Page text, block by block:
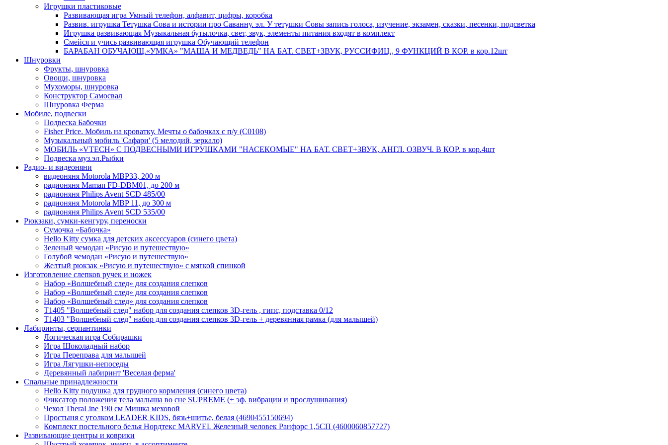
Игрушки пластиковые
Развивающая игра Умный телефон, алфавит, цифры, коробка
Развив. игрушка Тетушка Сова и истории про Саванну. эл. У тетушки Совы запись голоса, изучение, экзамен, сказки, песенки, подсветка
Игрушка развивающая Музыкальная бутылочка, свет, звук, элементы питания входят в комплект
Смейся и учись развивающая игрушка Обучающий телефон
БАРАБАН ОБУЧАЮЩ.«УМКА» "МАША И МЕДВЕДЬ" НА БАТ. СВЕТ+ЗВУК, РУССИФИЦ., 9 ФУНКЦИЙ В КОР. в кор.12шт
Шнуровки
Фрукты, шнуровка
Овощи, шнуровка
Мухоморы, шнуровка
Конструктор Самосвал
Шнуровка Ферма
Мобиле, подвески
Подвеска Бабочки
Fisher Price. Мобиль на кроватку. Мечты о бабочках с п/у (C0108)
Музыкальный мобиль 'Сафари' (5 мелодий, зеркало)
МОБИЛЬ «VTECH» С ПОДВЕСНЫМИ ИГРУШКАМИ "НАСЕКОМЫЕ" НА БАТ. СВЕТ+ЗВУК, АНГЛ. ОЗВУЧ. В КОР. в кор.4шт
Подвеска муз.эл.Рыбки
Радио- и видеоняни
видеоняня Motorola MBP33, 200 м
радионяня Maman FD-DBM01, до 200 м
радионяня Philips Avent SCD 485/00
радионяня Motorola MBP 11, до 300 м
радионяня Philips Avent SCD 535/00
Рюкзаки, сумки-кенгуру, переноски
Сумочка «Бабочка»
Hello Kitty cумка для детских аксессуаров (синего цвета)
Зеленый чемодан «Рисую и путешествую»
Голубой чемодан «Рисую и путешествую»
Желтый рюкзак «Рисую и путешествую» с мягкой спинкой
Изготовление слепков ручек и ножек
Набор «Волшебный след» для создания слепков
Набор «Волшебный след» для создания слепков
Набор «Волшебный след» для создания слепков
T1405 "Волшебный след" набор для создания слепков 3D-гель , гипс, подставка 0/12
T1403 "Волшебный след" набор для создания слепков 3D-гель + деревянная рамка (для малышей)
Лабиринты, серпантинки
Логическая игра Собирашки
Игра Шоколадный набор
Игра Переправа для малышей
Игра Лягушки-непоседы
Деревянный лабиринт 'Веселая ферма'
Спальные принадлежности
Hello Kitty подушка для грудного кормления (синего цвета)
Фиксатор положения тела малыша во сне SUPREME (+ эф. вибрации и прослушивания)
Чехол TheraLine 190 см Мишка меховой
Простыня с уголком LEADER KIDS, бязь+шитье, белая (4690455150694)
Комплект постельного белья Нордтекс MARVEL Железный человек Ранфорс 1,5СП (4600060857727)
Развивающие центры и коврики